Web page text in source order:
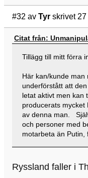
#32 av Tyr skrivet
Citat från:
Tillägg till mitt förra
Här kan/kunde man
underförstått att
letat aktivt men kan
producerats mycket
av denna man.
och personer med
motarbeta än Putin,
Ryssland faller i